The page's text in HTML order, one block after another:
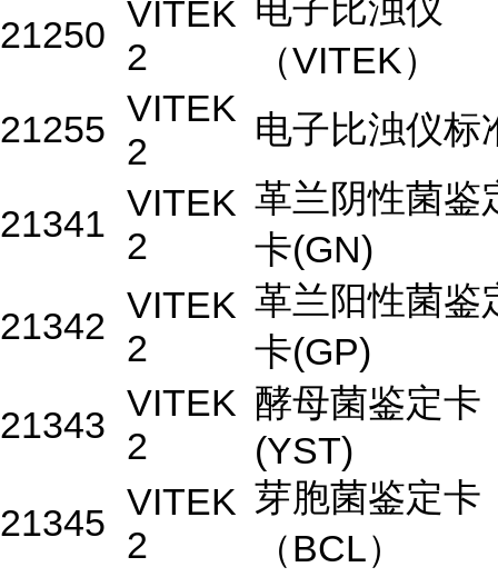
21250 VITEK
2
电子比浊仪
（VITEK）
21255 VITEK
2
电子比浊仪标
21341 VITEK
2
革兰阴性菌鉴
卡(GN)
21342 VITEK
2
革兰阳性菌鉴
卡(GP)
21343
VITEK
2
酵母菌鉴定卡
(YST)
21345 VITEK
2
芽胞菌鉴定卡
（BCL）